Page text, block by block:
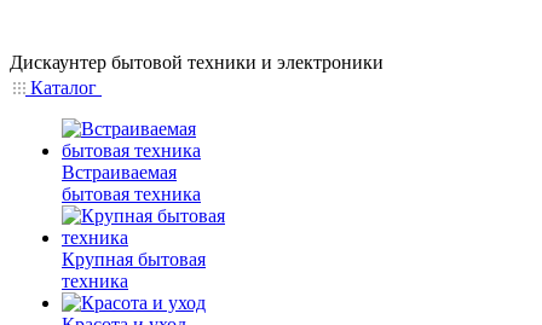
Дискаунтер бытовой техники и электроники
Каталог
Встраиваемая
бытовая техника
Крупная бытовая
техника